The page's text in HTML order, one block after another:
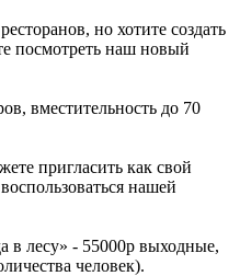
но хотите создать
посмотреть наш новый
вместительность до 70
пригласить как свой
нашей
в лесу» - 55000р выходные,
человек).